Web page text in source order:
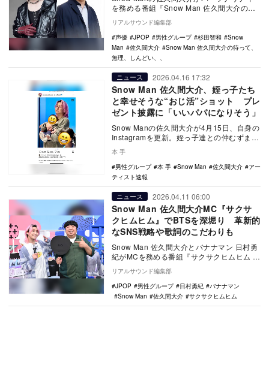
を務める番組『Snow Man 佐久間大介の待
って、無理、しんどい、、』（文化放送）
…
リアルサウンド編集部
声優
JPOP 男性グループ 杉田智和
Snow
Man
佐久間大介
Snow Man 佐久間大介の待って、
無理、しんどい、、
ニュース 2026.04.16 17:32
Snow Man 佐久間大介、姪っ子たち
と幸せそうな“おじ活”ショット プレ
ゼント披露に「いいパパになりそう」
Snow Manの佐久間大介が4月15日、自身の
Instagramを更新。姪っ子達との仲むずまじ
い写真を公開している。
本 手
男性グループ
本 手 Snow Man 佐久間大介
アー
ティスト速報
ニュース 2026.04.11 06:00
Snow Man 佐久間大介MC『サクサ
クヒムヒム』でBTSを深堀り 革新的
なSNS戦略や歌詞のこだわりも
Snow Man 佐久間大介とバナナマン 日村勇
紀がMCを務める番組『サクサクヒムヒム ☆
推しの降る夜☆』（日本テレビ系）が、
本…
リアルサウンド編集部
JPOP
男性グループ 日村勇紀
バナナマン
Snow Man
佐久間大介 サクサクヒムヒム